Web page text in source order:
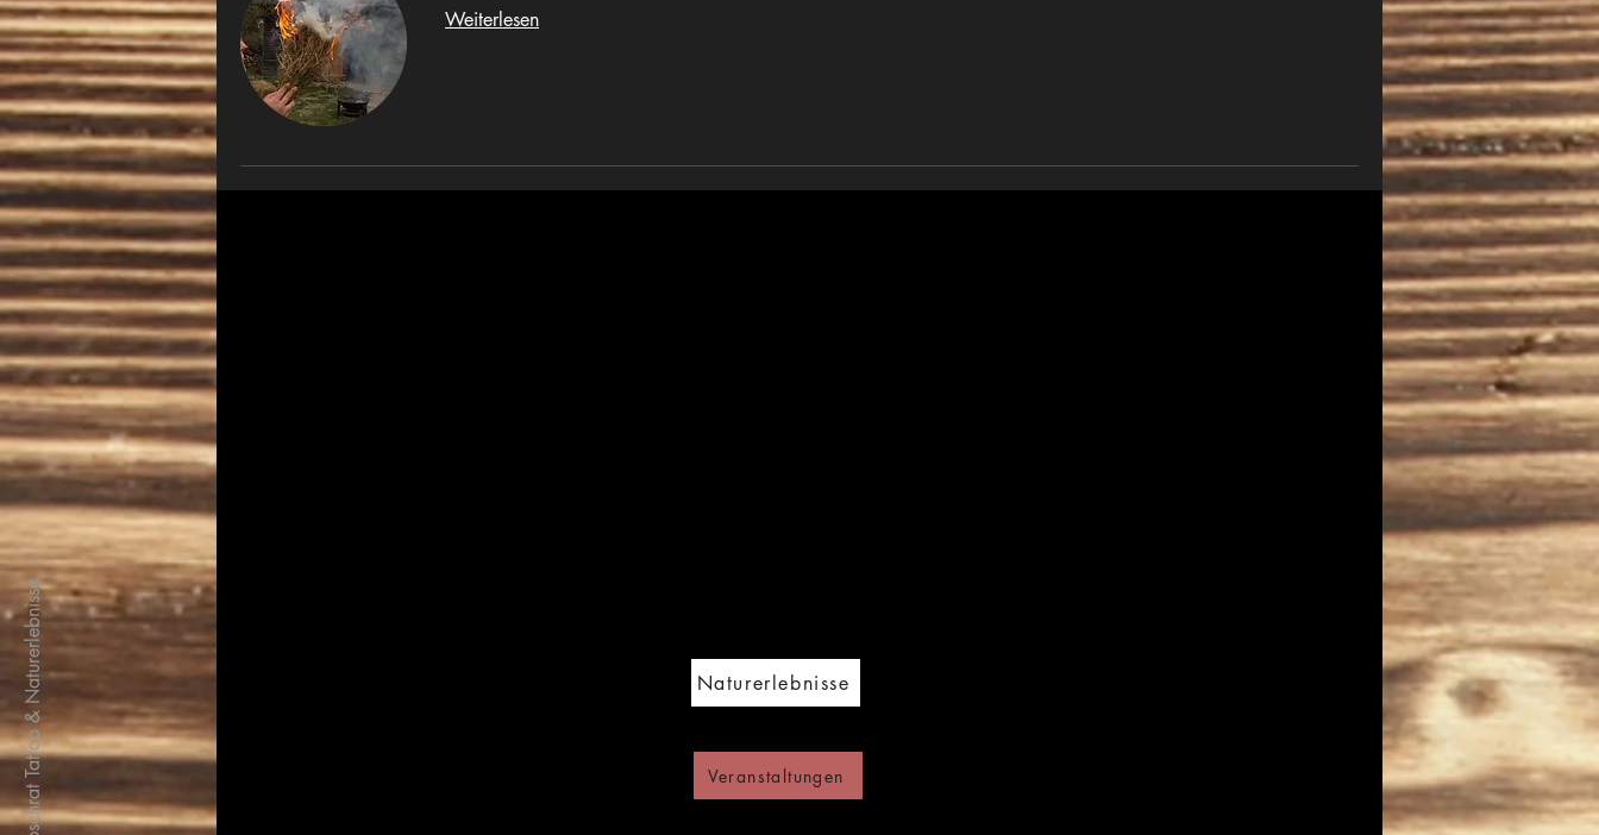
Der Albschrat Tattoo & Naturerlebnisse
Weiterlesen
Naturerlebnisse
Veranstaltungen